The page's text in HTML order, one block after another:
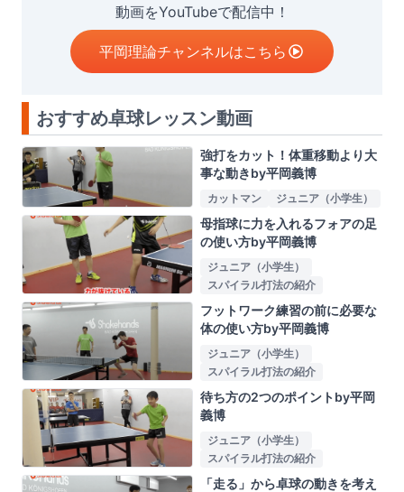
動画をYouTubeで配信中！
平岡理論チャンネルはこちら
おすすめ卓球レッスン動画
強打をカット！体重移動より大
事な動きby平岡義博
カットマン ジュニア（小学生）
母指球に力を入れるフォアの足
の使い方by平岡義博
ジュニア（小学生）
スパイラル打法の紹介
フットワーク練習の前に必要な
体の使い方by平岡義博
ジュニア（小学生）
スパイラル打法の紹介
待ち方の2つのポイントby平岡
義博
ジュニア（小学生）
スパイラル打法の紹介
「走る」から卓球の動きを考え